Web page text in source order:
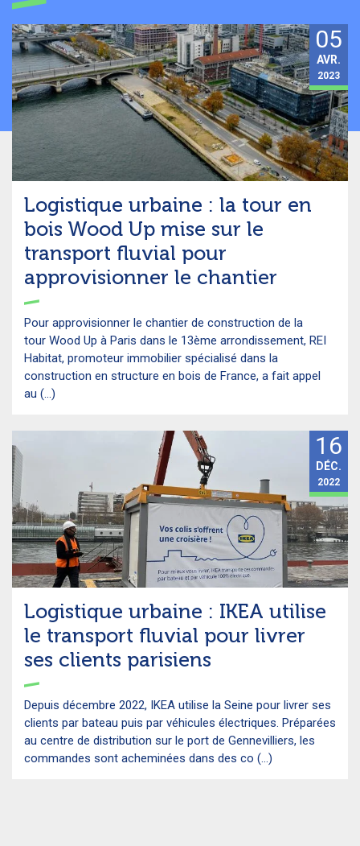
Logistique urbaine : la tour en
bois Wood Up mise sur le
transport fluvial pour
approvisionner le chantier
Pour approvisionner le chantier de construction de la
tour Wood Up à Paris dans le 13ème arrondissement, REI
Habitat, promoteur immobilier spécialisé dans la
construction en structure en bois de France, a fait appel
au (...)
05
AVR.
2023
Logistique urbaine : IKEA utilise
le transport fluvial pour livrer
ses clients parisiens
Depuis décembre 2022, IKEA utilise la Seine pour livrer ses
clients par bateau puis par véhicules électriques. Préparées
au centre de distribution sur le port de Gennevilliers, les
commandes sont acheminées dans des co (...)
16
DÉC.
2022